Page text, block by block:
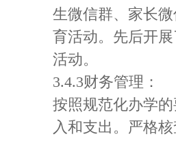
生微信群、家长
育活动。先后开
活动。
3.4.3财务管理：
按照规范化办学
入和支出。严格